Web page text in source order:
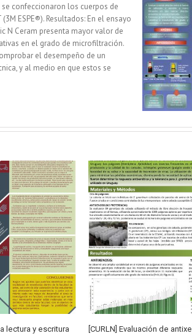
confeccionaron los cuerpos de
ESPE®). Resultados: En el ensayo
N Ceram presenta mayor valor de
en el grado de microfiltración.
el desempeño de un
y al medio en que estos se
lectura y escritura [CURLN] Evaluación de